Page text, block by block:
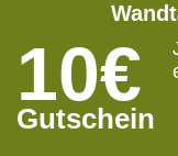
10€
Gutschein